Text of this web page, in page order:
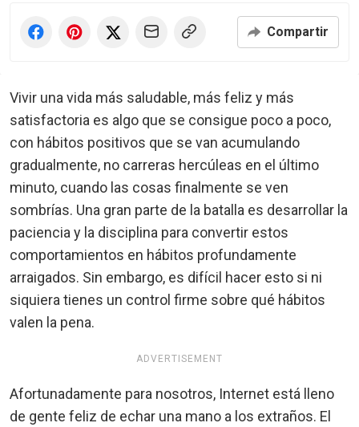
Compartir
Vivir una vida más saludable, más feliz y más
satisfactoria es algo que se consigue poco a poco,
con hábitos positivos que se van acumulando
gradualmente, no carreras hercúleas en el último
minuto, cuando las cosas finalmente se ven
sombrías. Una gran parte de la batalla es desarrollar la
paciencia y la disciplina para convertir estos
comportamientos en hábitos profundamente
arraigados. Sin embargo, es difícil hacer esto si ni
siquiera tienes un control firme sobre qué hábitos
valen la pena.
ADVERTISEMENT
Afortunadamente para nosotros, Internet está lleno
de gente feliz de echar una mano a los extraños. El